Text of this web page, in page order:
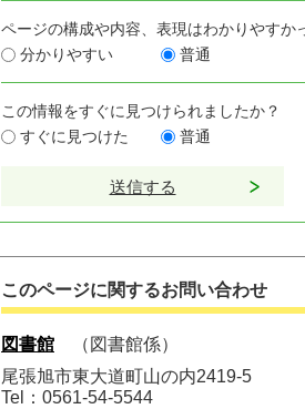
ページの構成や内容、表現はわかりやすか
分かりやすい
普通
この情報をすぐに見つけられましたか？
すぐに見つけた
普通
このページに関するお問い合わせ
図書館
図書館係
尾張旭市東大道町山の内2419-5
Tel：0561-54-5544